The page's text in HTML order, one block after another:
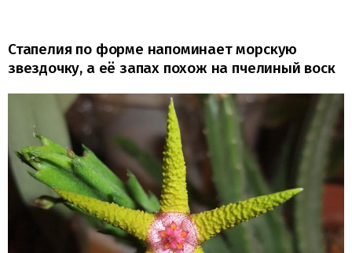
Стапелия по форме напоминает морскую
звездочку, а её запах похож на пчелиный воск